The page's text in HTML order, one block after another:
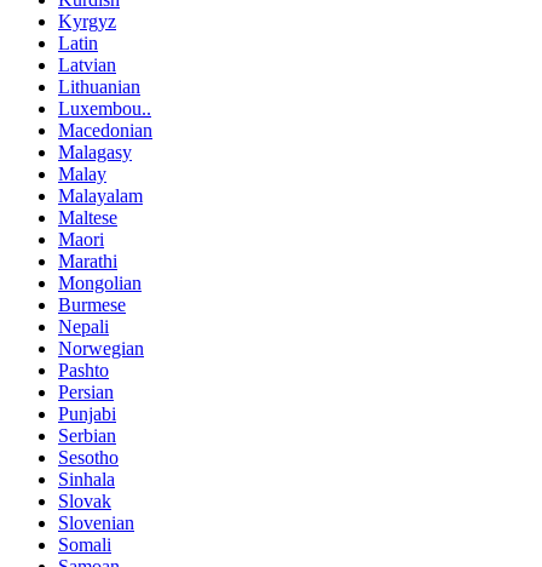
Kyrgyz
Latin
Latvian
Lithuanian
Luxembou..
Macedonian
Malagasy
Malay
Malayalam
Maltese
Maori
Marathi
Mongolian
Burmese
Nepali
Norwegian
Pashto
Persian
Punjabi
Serbian
Sesotho
Sinhala
Slovak
Slovenian
Somali